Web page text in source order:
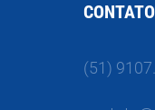
CONTATO
(51)